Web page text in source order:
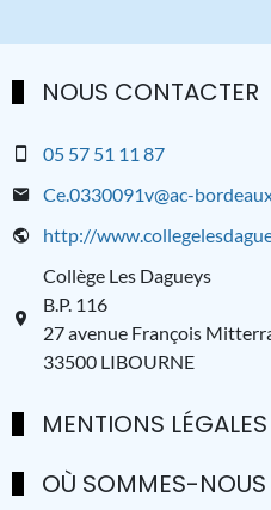
NOUS CONTACTER
05 57 51 11 87
Ce.0330091v@ac-
http://
Collège Les Dagueys
B.P. 116
27 avenue François
33500 LIBOURNE
MENTIONS LÉGALES
OÙ SOMMES-NOUS